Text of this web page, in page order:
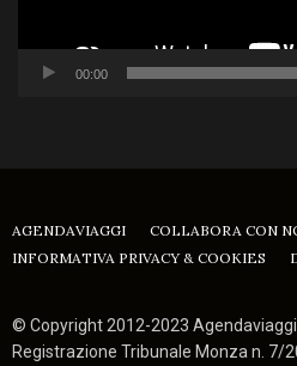
00:00
AGENDAVIAGGI
COLLABORA CON
INFORMATIVA PRIVACY & COOKIES
© Copyright 2012-2023 Agendaviaggi
Registrazione Tribunale Monza n. 7/